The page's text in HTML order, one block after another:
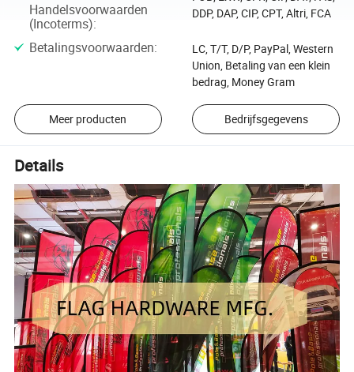
Handelsvoorwaarden
(Incoterms):
DDP, DAP, CIP, CPT, Altri, FCA
Betalingsvoorwaarden:
LC, T/T, D/P, PayPal, Western
Union, Betaling van een klein
bedrag, Money Gram
Meer producten Bedrijfsgegevens
Details